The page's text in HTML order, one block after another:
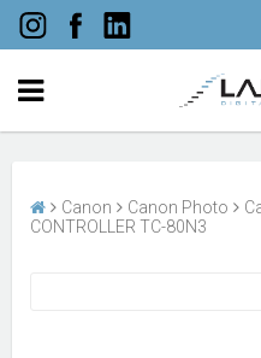
Canon Canon Photo
CONTROLLER TC-80N3